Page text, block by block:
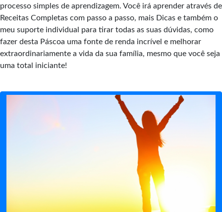
processo simples de aprendizagem. Você irá aprender através de
Receitas Completas com passo a passo, mais Dicas e também o
meu suporte individual para tirar todas as suas dúvidas, como
fazer desta Páscoa uma fonte de renda incrível e melhorar
extraordinariamente a vida da sua família, mesmo que você seja
uma total iniciante!